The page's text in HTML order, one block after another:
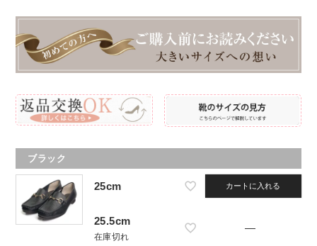
ブラック
25cm カートに入れる
25.5cm
在庫切れ
—